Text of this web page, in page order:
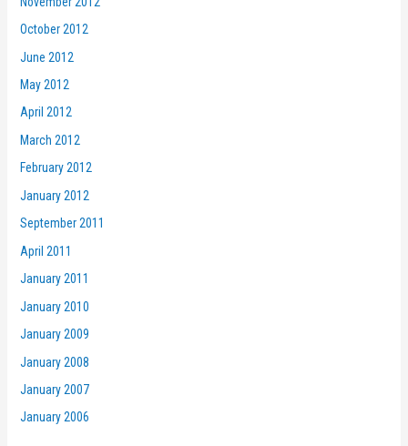
October 2012
June 2012
May 2012
April 2012
March 2012
February 2012
January 2012
September 2011
April 2011
January 2011
January 2010
January 2009
January 2008
January 2007
January 2006